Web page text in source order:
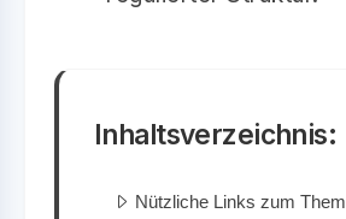
Inhaltsverzeichnis:
Nützliche Links zum